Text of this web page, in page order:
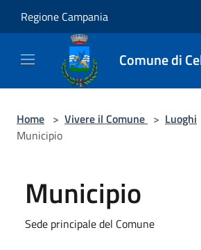
Regione Campania
Comune di
Home > Vivere il Comune > Luoghi
Municipio
Municipio
Sede principale del Comune